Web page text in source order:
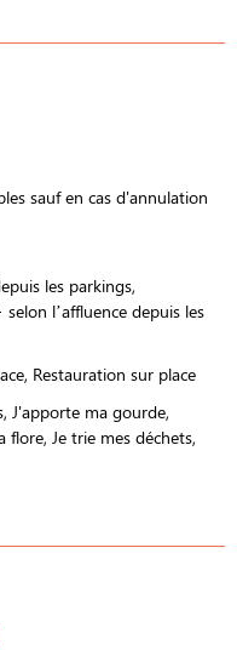
sauf en cas d'annulation
les parkings
l’affluence depuis les
Restauration sur place
J'apporte ma gourde
flore Je trie mes déchets